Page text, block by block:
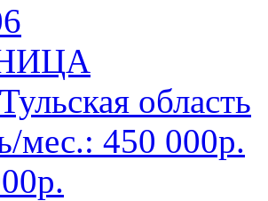
Тульская область
мес.: 450 000р.